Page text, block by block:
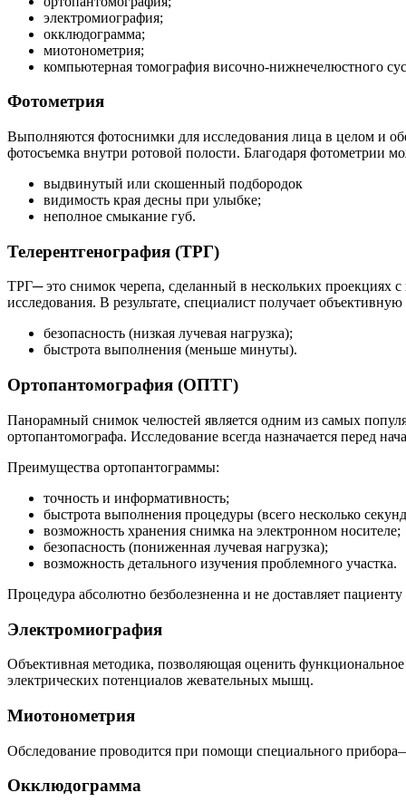
электромиография;
окклюдограмма;
миотонометрия;
компьютерная томография височно-нижнечелюстного
Фотометрия
Выполняются фотоснимки для исследования лица в целом и
фотосъемка внутри ротовой полости. Благодаря
выдвинутый или скошенный подбородок
видимость края десны при улыбке;
неполное смыкание губ.
Телерентгенография (ТРГ)
ТРГ─ это снимок черепа, сделанный в нескольких проекциях
исследования. В результате, специалист получает
безопасность (низкая лучевая нагрузка);
быстрота выполнения (меньше минуты).
Ортопантомография (ОПТГ)
Панорамный снимок челюстей является одним из самых
ортопантомографа. Исследование всегда назначается перед
Преимущества ортопантограммы:
точность и информативность;
быстрота выполнения процедуры (всего несколько
возможность хранения снимка на электронном носителе;
безопасность (пониженная лучевая нагрузка);
возможность детального изучения проблемного участка.
Процедура абсолютно безболезненна и не доставляет
Электромиография
Объективная методика, позволяющая оценить
электрических потенциалов жевательных мышц.
Миотонометрия
Обследование проводится при помощи специального
Окклюдограмма